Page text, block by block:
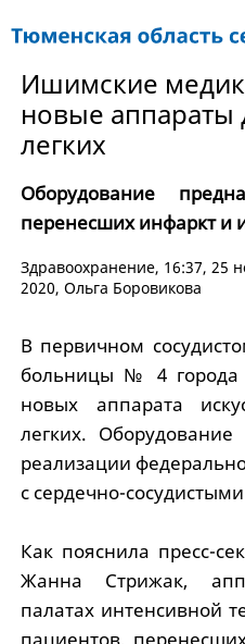
Ишимские
новые аппараты
легких
Оборудование
перенесших инфаркт и
Здравоохранение, 16:37, 25
2020, Ольга Боровикова
В первичном
больницы № 4
новых аппарата
легких.
реализации
с сердечно-
Как пояснила пресс-
Жанна Стрижак,
палатах интенсивной